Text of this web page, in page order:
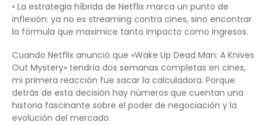
• La estrategia híbrida de Netflix marca un punto de
inflexión: ya no es streaming contra cines, sino encontrar
la fórmula que maximice tanto impacto como ingresos.
Cuando Netflix anunció que «Wake Up Dead Man: A Knives
Out Mystery» tendría dos semanas completas en cines,
mi primera reacción fue sacar la calculadora. Porque
detrás de esta decisión hay números que cuentan una
historia fascinante sobre el poder de negociación y la
evolución del mercado.